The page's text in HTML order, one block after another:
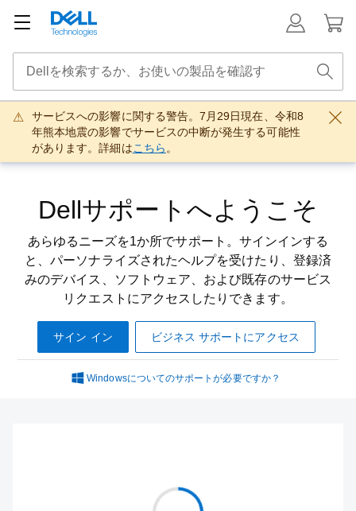
サービスへの影響に関する警告。7月29日現在、令和8
年熊本地震の影響でサービスの中断が発生する可能性
があります。詳細はこちら 。
Dellサポートへようこそ
あらゆるニーズを1か所でサポート。サインインする
と、パーソナライズされたヘルプを受けたり、登録済
みのデバイス、ソフトウェア、および既存のサービス
リクエストにアクセスしたりできます。
サイン イン ビジネス サポートにアクセス
Windowsについてのサポートが必要ですか？